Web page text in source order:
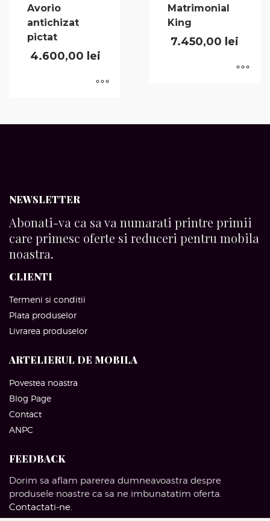
Avorio
antichizat
pictat
4.600,00 lei
Matrimonial
King
7.450,00 lei
NEWSLETTER
Abonati-va ca sa va numarati printre primii
care primesc oferte si reduceri pentru mobila
noastra.
CLIENTI
Termeni si conditii
Plata produselor
Livrarea produselor
ARTELIERUL DE MOBILA
Povestea noastra
Blog Page
Contact
ANPC
FEEDBACK
Dorim sa aflam parerea dumneavoastra despre
produsele noastre ca sa ne imbunatatim oferta.
Contactati-ne.